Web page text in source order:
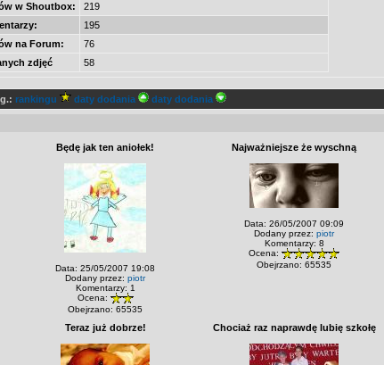
w Shoutbox:
219
195
na Forum:
76
zdjęć
58
rankingu daty dodania daty dodania
Będę jak ten aniołek!
Data: 25/05/2007 19:08
Dodany przez: piotr
Komentarzy: 1
Ocena:
Obejrzano: 65535
Najważniejsze że wyschną
Data: 26/05/2007 09:09
Dodany przez: piotr
Komentarzy: 8
Ocena:
Obejrzano: 65535
Teraz już dobrze! Chociaż raz naprawdę lubię szkołę